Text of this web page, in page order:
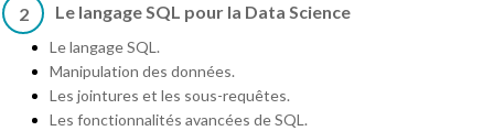
2 Le langage SQL pour la Data Science
Le langage SQL.
Manipulation des données.
Les jointures et les sous-requêtes.
Les fonctionnalités avancées de SQL.